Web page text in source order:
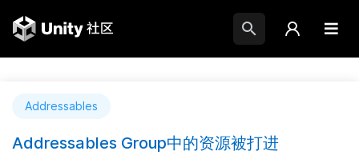
Addressables
Addressables Group中的资源被打进